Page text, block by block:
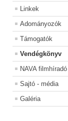
Linkek
Adományozók
Támogatók
Vendégkönyv
NAVA filmhíradó
Sajtó - média
Galéria